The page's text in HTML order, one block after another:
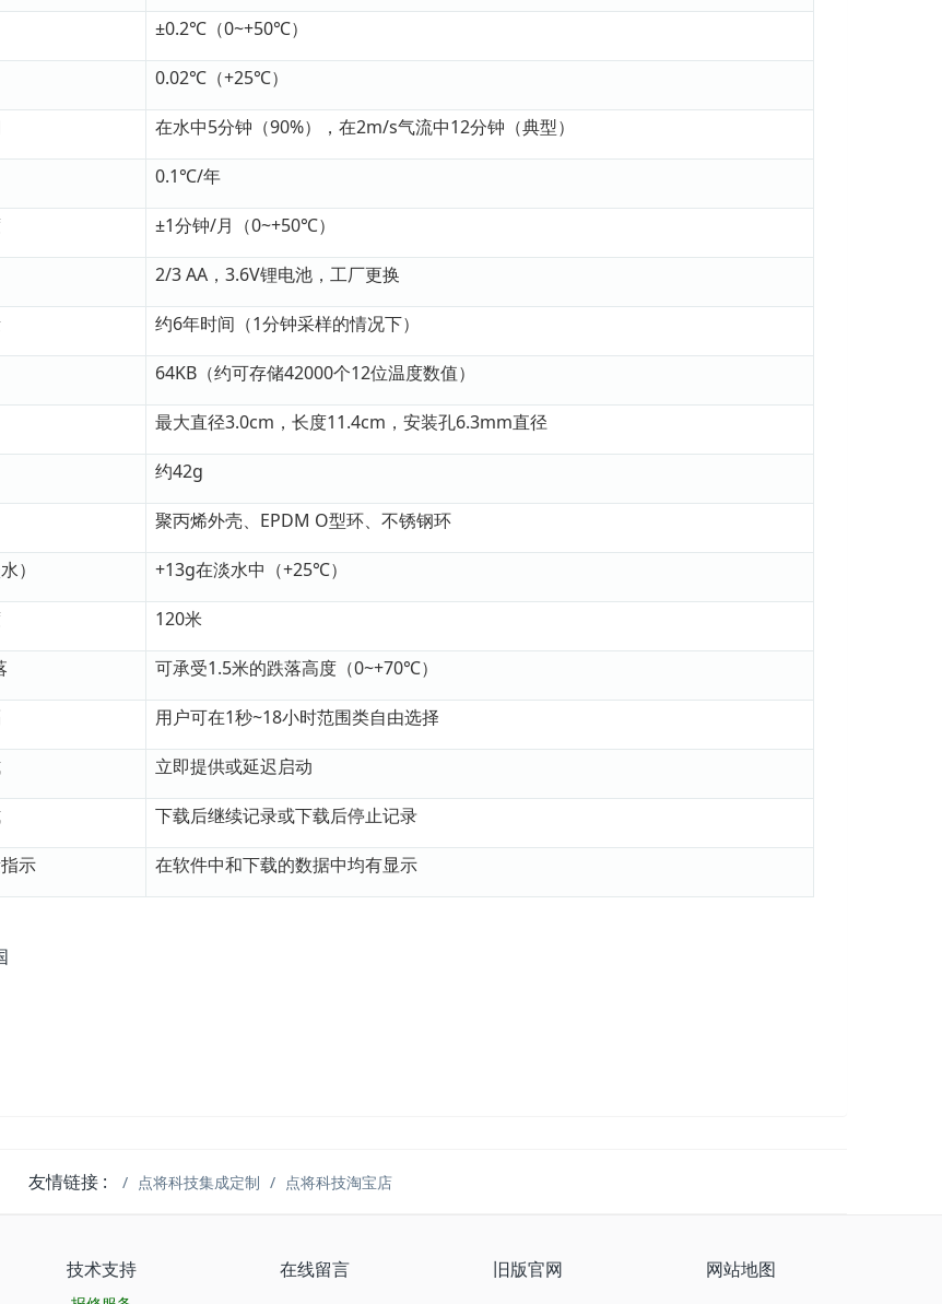
±0.2℃（0~+50℃）
0.02℃（+25℃）
在水中5分钟（90%），在2m/s气流中12分钟（典型）
0.1℃/年
±1分钟/月（0~+50℃）
2/3 AA，3.6V锂电池，工厂更换
约6年时间（1分钟采样的情况下）
64KB（约可存储42000个12位温度数值）
最大直径3.0cm，长度11.4cm，安装孔6.3mm直径
约42g
聚丙烯外壳、EPDM O型环、不锈钢环
） +13g在淡水中（+25℃）
120米
可承受1.5米的跌落高度（0~+70℃）
用户可在1秒~18小时范围类自由选择
立即提供或延迟启动
下载后继续记录或下载后停止记录
示 在软件中和下载的数据中均有显示
友情链接 : 点将科技集成定制 点将科技淘宝店
技术支持 在线留言 旧版官网 网站地图